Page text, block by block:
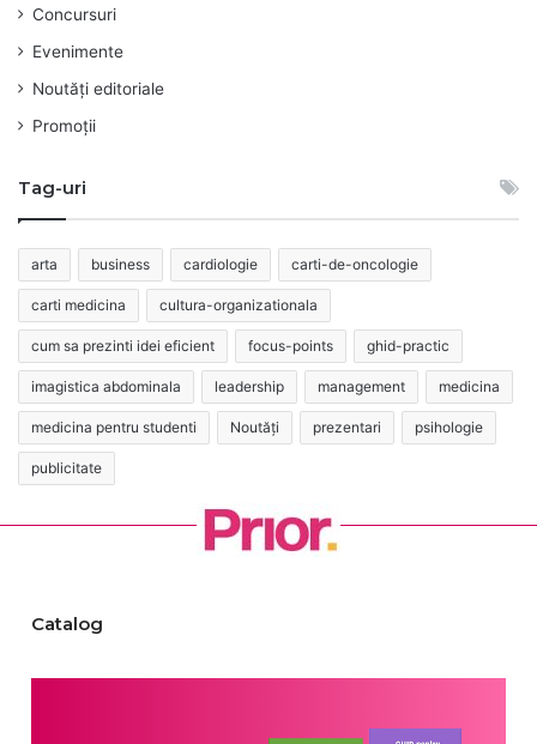
Concursuri
Evenimente
Noutăți editoriale
Promoții
Tag-uri
arta business cardiologie carti-de-oncologie
carti medicina cultura-organizationala
cum sa prezinti idei eficient focus-points ghid-practic
imagistica abdominala leadership management medicina
medicina pentru studenti Noutăți prezentari psihologie
publicitate
Catalog